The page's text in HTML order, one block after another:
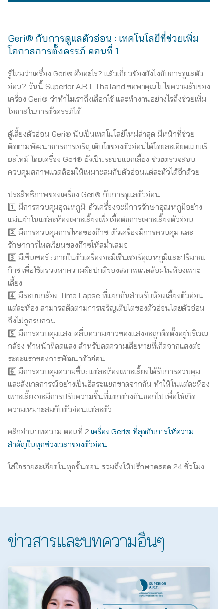
Geri® กับการดูแลตัวอ่อน : เทคโนโลยีที่ช่วยเพิ่ม
โอกาสการตั้งครรภ์ ตอนที่ 1
รู้ไหมว่าเครื่อง Geri® คืออะไร? แล้วเกี่ยวข้องยังไงกับการดูแลตัว
อ่อน? วันนี้ Superior A.R.T. Thailand ขอพาคุณไปไขความลับของ
เครื่อง Geri® ว่าทำไมเราถึงเลือกใช้ และทำงานอย่างไรถึงช่วยเพิ่ม
โอกาสในการตั้งครรภ์ได้
ตู้เลี้ยงตัวอ่อน Geri® นับเป็นเทคโนโลยีใหม่ล่าสุด มีหน้าที่ช่วย
ติดตามพัฒนาการการเจริญเติบโตของตัวอ่อนได้โดยละเอียดแบบเรี
ยลไทม์ โดยเครื่อง Geri® ยังเป็นระบบแยกเลี้ยง ช่วยตรวจสอบ
ควบคุมสภาพแวดล้อมให้เหมาะสมกับตัวอ่อนแต่ละตัวได้อีกด้วย
ประสิทธิภาพของเครื่อง Geri® กับการดูแลตัวอ่อน
1️⃣ มีการควบคุมอุณหภูมิ: ตัวเครื่องจะมีการรักษาอุณหภูมิอย่าง
แม่นยำในแต่ละห้องเพาะเลี้ยงเพื่อเอื้อต่อการเพาะเลี้ยงตัวอ่อน
2️⃣ มีการควบคุมการไหลของก๊าซ: ตัวเครื่องมีการควบคุม และ
รักษาการไหลเวียนของก๊าซให้สม่ำเสมอ
3️⃣ มีเซ็นเซอร์ : ภายในตัวเครื่องจะมีเซ็นเซอร์อุณหภูมิและปริมาณ
ก๊าซ เพื่อใช้ตรวจหาความผิดปกติของสภาพแวดล้อมในห้องเพาะ
เลี้ยง
4️⃣ มีระบบกล้อง Time Lapse ที่แยกกันสำหรับห้องเลี้ยงตัวอ่อน
แต่ละห้อง สามารถติดตามการเจริญเติบโตของตัวอ่อนโดยตัวอ่อน
จึงไม่ถูกรบกวน
5️⃣ มีการควบคุมแสง: คลื่นความยาวของแสงจะถูกติดตั้งอยู่บริเวณ
กล้อง ทำหน้าที่ลดแสง สำหรับลดความเสียหายที่เกิดจากแสงต่อ
ระยะแรกของการพัฒนาตัวอ่อน
6️⃣ มีการควบคุมความชื้น: แต่ละห้องเพาะเลี้ยงได้รับการควบคุม
และสังเกตการณ์อย่างเป็นอิสระแยกขาดจากกัน ทำให้ในแต่ละห้อง
เพาะเลี้ยงจะมีการปรับความชื้นที่แตกต่างกันออกไป เพื่อให้เกิด
ความเหมาะสมกับตัวอ่อนแต่ละตัว
คลิกอ่านบทความ ตอนที่ 2 เครื่อง Geri® ที่สุดกับการให้ความ
สำคัญในทุกช่วงเวลาของตัวอ่อน
ใส่ใจรายละเอียดในทุกขั้นตอน รวมถึงให้ปรึกษาตลอด 24 ชั่วโมง
ข่าวสารและบทความอื่นๆ